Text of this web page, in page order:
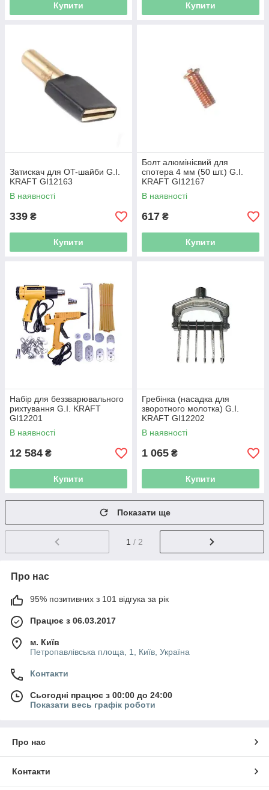
Купити Купити
Затискач для OT-шайби G.I.
KRAFT GI12163
В наявності
339 ₴
Купити
Болт алюмінієвий для
спотера 4 мм (50 шт.) G.I.
KRAFT GI12167
В наявності
617 ₴
Купити
Набір для беззварювального
рихтування G.I. KRAFT
GI12201
В наявності
12 584 ₴
Купити
Гребінка (насадка для
зворотного молотка) G.I.
KRAFT GI12202
В наявності
1 065 ₴
Купити
Показати ще
1 / 2
Про нас
95% позитивних з 101 відгука за рік
Працює з 06.03.2017
м. Київ
Петропавлівська площа, 1, Київ, Україна
Контакти
Сьогодні працює з 00:00 до 24:00
Показати весь графік роботи
Про нас
Контакти